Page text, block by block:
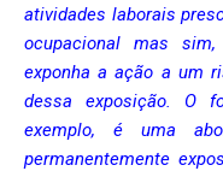
atividades laborais
ocupacional mas
exponha a ação a um
dessa exposição. O
exemplo, é uma
permanentemente